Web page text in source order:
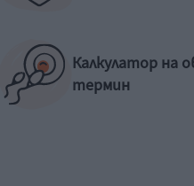
Калкулатор на
термин